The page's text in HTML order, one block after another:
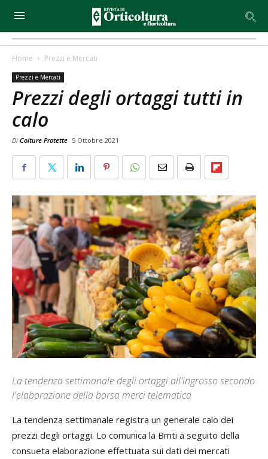
Home Prezzi e Mercati
Prezzi e Mercati
Prezzi degli ortaggi tutti in
calo
Di Colture Protette 5 Ottobre 2021
La tendenza settimanale degli ortaggi all'ingrosso secondo
l'elaborazione della borsa merci telematica
La tendenza settimanale registra un generale calo dei
prezzi degli ortaggi. Lo comunica la Bmti a seguito della
consueta elaborazione effettuata sui dati dei mercati